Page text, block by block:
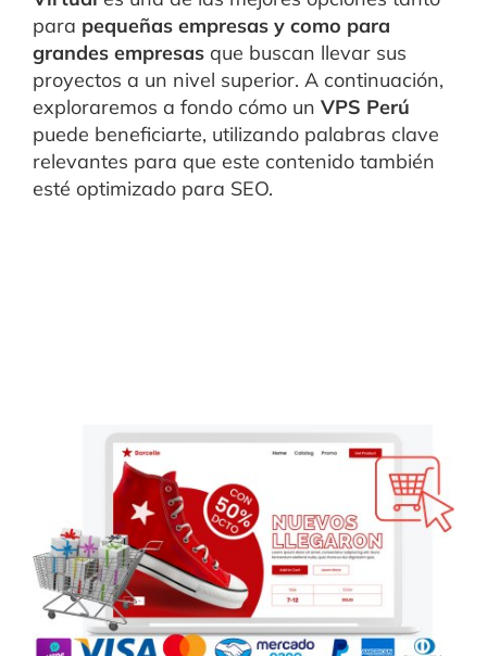
para pequeñas empresas y como para
grandes empresas que buscan llevar sus
proyectos a un nivel superior. A continuación,
exploraremos a fondo cómo un VPS Perú
puede beneficiarte, utilizando palabras clave
relevantes para que este contenido también
esté optimizado para SEO.